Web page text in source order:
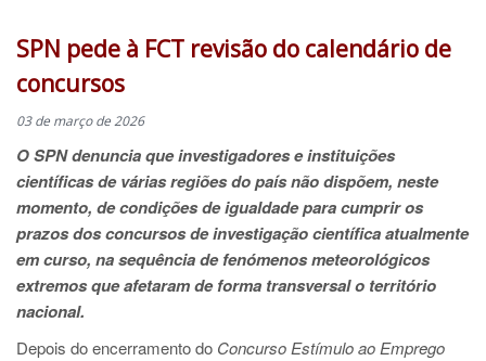
SPN pede à FCT revisão do calendário de
concursos
03 de março de 2026
O SPN denuncia que investigadores e instituições
científicas de várias regiões do país não dispõem, neste
momento, de condições de igualdade para cumprir os
prazos dos concursos de investigação científica atualmente
em curso, na sequência de fenómenos meteorológicos
extremos que afetaram de forma transversal o território
nacional.
Depois do encerramento do Concurso Estímulo ao Emprego